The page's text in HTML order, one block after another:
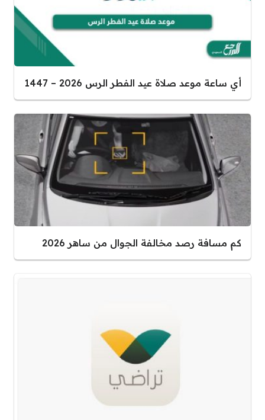
أي ساعة موعد صلاة عيد الفطر الرس 2026 – 1447
كم مسافة رصد مخالفة الجوال من ساهر 2026